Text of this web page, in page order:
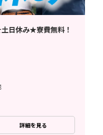
日休み★寮費無料！
詳細を見る